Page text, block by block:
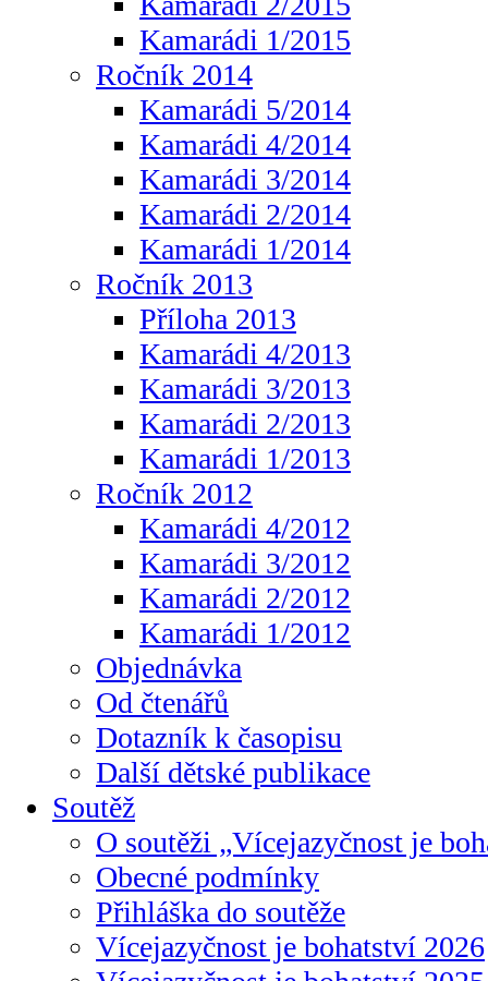
Kamarádi 1/2015
Ročník 2014
Kamarádi 5/2014
Kamarádi 4/2014
Kamarádi 3/2014
Kamarádi 2/2014
Kamarádi 1/2014
Ročník 2013
Příloha 2013
Kamarádi 4/2013
Kamarádi 3/2013
Kamarádi 2/2013
Kamarádi 1/2013
Ročník 2012
Kamarádi 4/2012
Kamarádi 3/2012
Kamarádi 2/2012
Kamarádi 1/2012
Objednávka
Od čtenářů
Dotazník k časopisu
Další dětské publikace
Soutěž
O soutěži „Vícejazyčnost je
Obecné podmínky
Přihláška do soutěže
Vícejazyčnost je bohatství 2026